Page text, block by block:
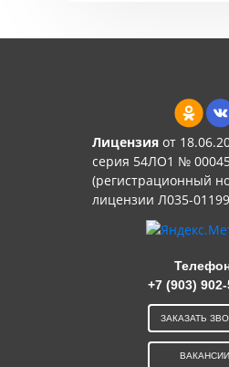
Лицензияот
серия 54ЛО1 №
(регистрационный
лицензии Л035-
+7 (903)
ЗАКАЗАТЬ
ВАКАНСИИ